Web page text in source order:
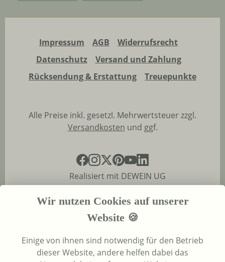
Impressum AGB
Widerrufsrecht
Datenschutz
Versand und Zahlung
Rücksendung & Erstattung
Treuepunkte
Alle Preise inkl. gesetzl. Mehrwertsteuer zzgl.
Versandkosten und ggf.
Realisiert mit DEWEIN UG
Wir nutzen Cookies auf unserer
Website 🍪
Einige von ihnen sind notwendig für den Betrieb
dieser Website, andere helfen dabei das